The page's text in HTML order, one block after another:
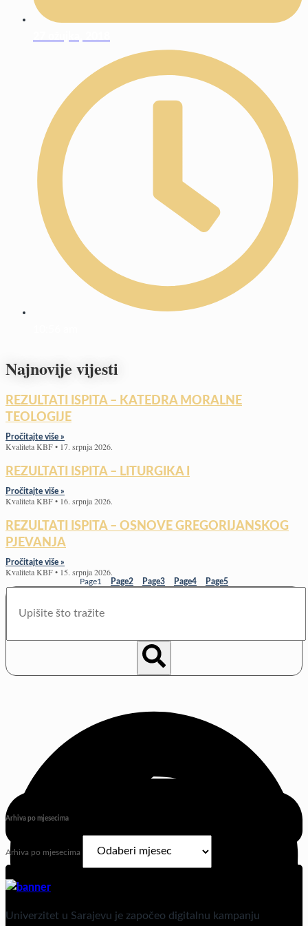
Najnovije vijesti
REZULTATI ISPITA – KATEDRA MORALNE
TEOLOGIJE
Pročitajte više »
Kvaliteta KBF 17. srpnja 2026.
REZULTATI ISPITA – LITURGIKA I
Pročitajte više »
Kvaliteta KBF 16. srpnja 2026.
REZULTATI ISPITA – OSNOVE GREGORIJANSKOG
PJEVANJA
Pročitajte više »
Kvaliteta KBF 15. srpnja 2026.
Page1 Page2 Page3 Page4 Page5
Search
Arhiva po mjesecima
Arhiva po mjesecima
Univerzitet u Sarajevu je započeo digitalnu kampanju